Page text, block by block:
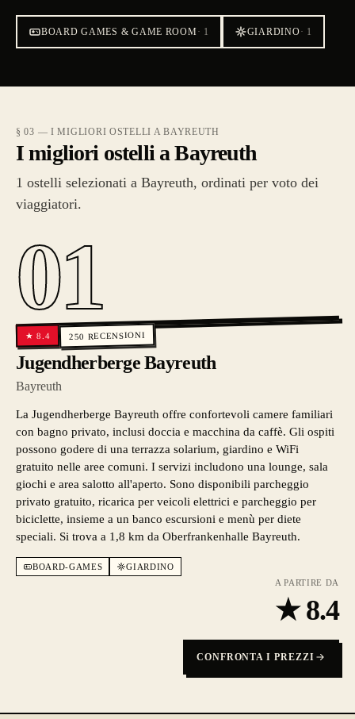
BOARD GAMES & GAME ROOM· 1 GIARDINO· 1
§ 03 — I MIGLIORI OSTELLI A BAYREUTH
I migliori ostelli a Bayreuth
1 ostelli selezionati a Bayreuth, ordinati per voto dei
viaggiatori.
01
★8.4 250 RECENSIONI
Jugendherberge Bayreuth
Bayreuth
La Jugendherberge Bayreuth offre confortevoli camere familiari
con bagno privato, inclusi doccia e macchina da caffè. Gli ospiti
possono godere di una terrazza solarium, giardino e WiFi
gratuito nelle aree comuni. I servizi includono una lounge, sala
giochi e area salotto all'aperto. Sono disponibili parcheggio
privato gratuito, ricarica per veicoli elettrici e parcheggio per
biciclette, insieme a un banco escursioni e menù per diete
speciali. Si trova a 1,8 km da Oberfrankenhalle Bayreuth.
BOARD-GAMES
GIARDINO
A PARTIRE DA
★8.4
CONFRONTA I PREZZI